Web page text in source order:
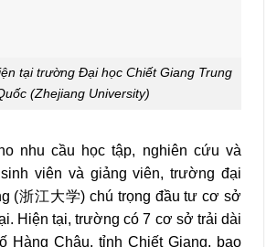
tại trường Đại học Chiết Giang Trung
(Zhejiang University)
nhu cầu học tập, nghiên cứu và
viên và giảng viên, trường đại
(浙江大学) chú trọng đầu tư cơ sở
Hiện tại, trường có 7 cơ sở trải dài
Hàng Châu, tỉnh Chiết Giang, bao